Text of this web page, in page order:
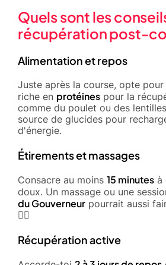
Quels sont les
récupération post-
Alimentation et repos
Juste après la course, opte
riche en protéines pour la
comme du poulet ou des
source de glucides pour
d'énergie.
Étirements et massages
Consacre au moins 15 minutes à
doux. Un massage ou une
du Gouverneur pourrait aussi
💆‍♂️
Récupération active